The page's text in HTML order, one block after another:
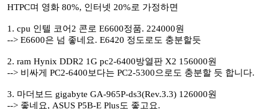
HTPC며 영화 80%, 인터넷 20%로 가정하면
1. cpu 인텔 코어2 콘로 E6600정품. 224000원
--> E6600은 넘 좋네요. E6420 정도로도 충분할듯
2. ram Hynix DDR2 1G pc2-6400방열판 X2 156000원
--> 비싸게 PC2-6400보다는 PC2-5300으로도 충분할 듯 합니다.
3. 마더보드 gigabyte GA-965P-ds3(Rev.3.3) 126000원
--> 좋네요, ASUS P5B-E Plus도 좋고요.